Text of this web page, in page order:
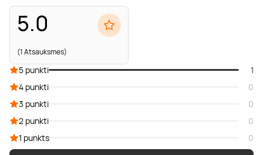
5.0
(1 Atsauksmes)
5 punkti
1
4 punkti
0
3 punkti
0
2 punkti
0
1 punkts
0